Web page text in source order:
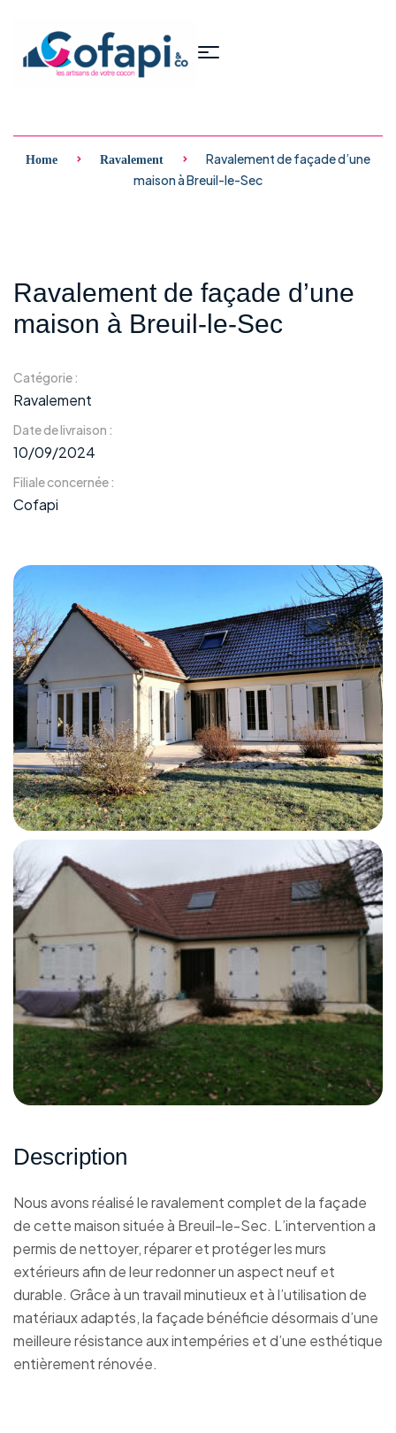
Home Ravalement
Ravalement de façade d’une
maison à Breuil-le-Sec
Ravalement de façade d’une
maison à Breuil-le-Sec
Catégorie :
Ravalement
Date de livraison :
10/09/2024
Filiale concernée :
Cofapi
Description
Nous avons réalisé le ravalement complet de la façade
de cette maison située à Breuil-le-Sec. L’intervention a
permis de nettoyer, réparer et protéger les murs
extérieurs afin de leur redonner un aspect neuf et
durable. Grâce à un travail minutieux et à l’utilisation de
matériaux adaptés, la façade bénéficie désormais d’une
meilleure résistance aux intempéries et d’une esthétique
entièrement rénovée.